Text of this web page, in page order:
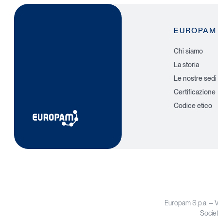
EUROPAM
Chi siamo
La storia
Le nostre sedi
Certificazione
Codice etico
Europam S.p.a. –